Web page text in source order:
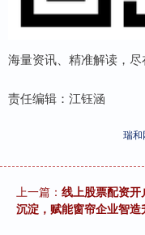
海量资讯、精准解读，
责任编辑：江钰涵
瑞和
上一篇： 线上股票配资
沉淀，赋能窗帘企业智造